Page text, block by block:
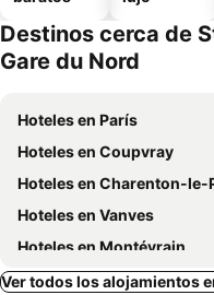
Destinos cerca de
Gare du Nord
Hoteles en París
Hoteles en Coupvray
Hoteles en Charenton-le-
Hoteles en Vanves
Hoteles en Montévrain
Ver todos los alojamientos